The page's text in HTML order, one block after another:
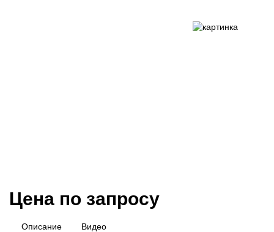
Цена по запросу
Описание Видео